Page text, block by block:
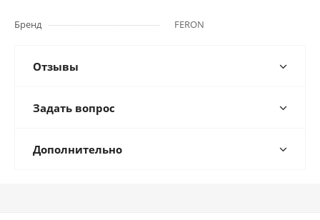
Бренд FERON
Отзывы
Задать вопрос
Дополнительно